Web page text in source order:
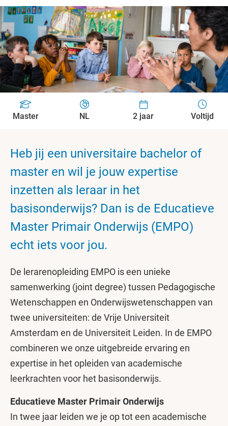
Master NL 2 jaar Voltijd
Heb jij een universitaire bachelor of
master en wil je jouw expertise
inzetten als leraar in het
basisonderwijs? Dan is de Educatieve
Master Primair Onderwijs (EMPO)
echt iets voor jou.
De lerarenopleiding EMPO is een unieke
samenwerking (joint degree) tussen Pedagogische
Wetenschappen en Onderwijswetenschappen van
twee universiteiten: de Vrije Universiteit
Amsterdam en de Universiteit Leiden. In de EMPO
combineren we onze uitgebreide ervaring en
expertise in het opleiden van academische
leerkrachten voor het basisonderwijs.
Educatieve Master Primair Onderwijs
In twee jaar leiden we je op tot een academische